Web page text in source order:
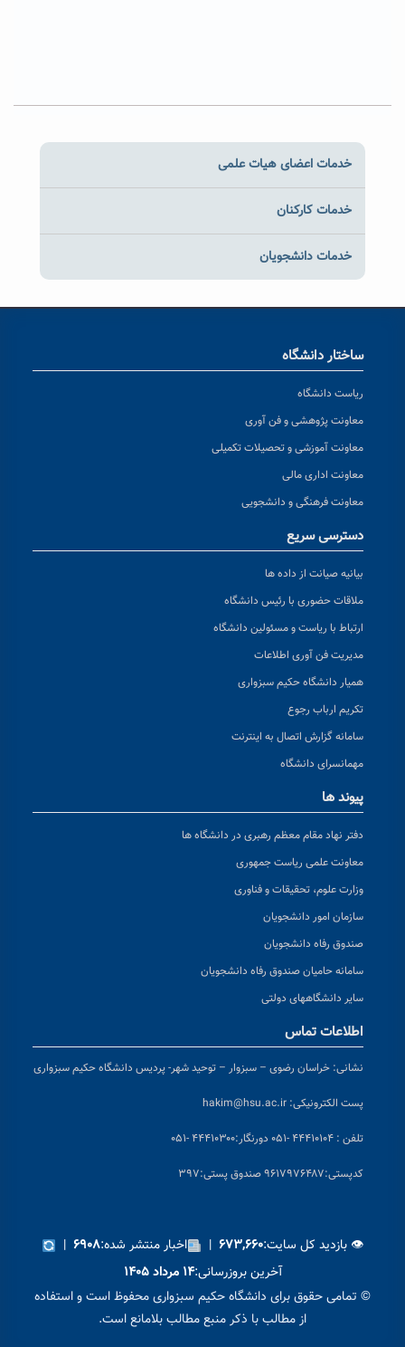
خدمات اعضای هیات علمی
خدمات کارکنان
خدمات دانشجویان
ساختار دانشگاه
ریاست دانشگاه
معاونت پژوهشی و فن آوری
معاونت آموزشی و تحصیلات تکمیلی
معاونت اداری مالی
معاونت فرهنگی و دانشجویی
دسترسی سریع
بیانیه صیانت از داده ها
ملاقات حضوری با رئیس دانشگاه
ارتباط با ریاست و مسئولین دانشگاه
مدیریت فن آوری اطلاعات
همیار دانشگاه حکیم سبزواری
تکریم ارباب رجوع
سامانه گزارش اتصال به اینترنت
مهمانسرای دانشگاه
پیوند ها
دفتر نهاد مقام معظم رهبری در دانشگاه ها
معاونت علمی ریاست جمهوری
وزارت علوم، تحقیقات و فناوری
سازمان امور دانشجویان
صندوق رفاه دانشجویان
سامانه حامیان صندوق رفاه دانشجویان
سایر دانشگاههای دولتی
اطلاعات تماس
نشانی: خراسان رضوی – سبزوار – توحید شهر- پردیس دانشگاه حکیم سبزواری
پست الکترونیکی: hakim@hsu.ac.ir
تلفن : ۴۴۴۱۰۱۰۴ -۰۵۱ دورنگار:۴۴۴۱۰۳۰۰ -۰۵۱
کدپستی:۹۶۱۷۹۷۶۴۸۷ صندوق پستی:۳۹۷
👁 بازدید کل سایت:۶۷۳,۶۶۰ | اخبار منتشر شده:۶۹۰۸ |
آخرین بروزرسانی:۱۴ مرداد ۱۴۰۵
© تمامی حقوق برای دانشگاه حکیم سبزواری محفوظ است و استفاده
از مطالب با ذکر منبع مطالب بلامانع است.